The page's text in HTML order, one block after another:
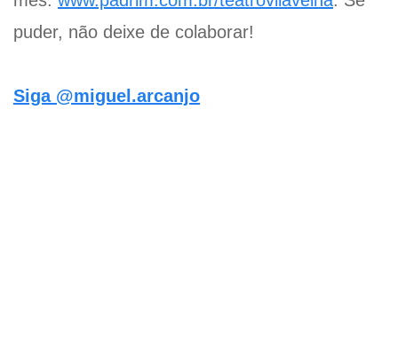
puder, não deixe de colaborar!
Siga @miguel.arcanjo